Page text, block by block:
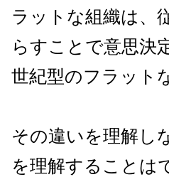
ラットな組織は、
らすことで意思決
世紀型のフラット
その違いを理解し
を理解することは